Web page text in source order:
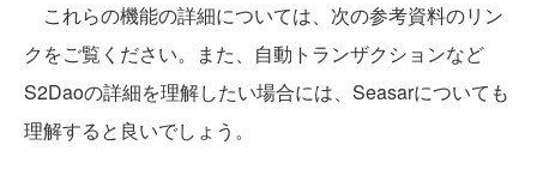
これらの機能の詳細については、次の参考資料のリン
クをご覧ください。また、自動トランザクションなど
S2Daoの詳細を理解したい場合には、Seasarについても
理解すると良いでしょう。